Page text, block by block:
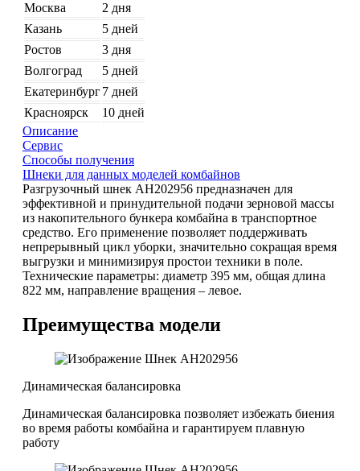
Москва
2 дня
Казань
5 дней
Ростов
3 дня
Волгоград
5 дней
Екатеринбург7 дней
Красноярск
10 дней
Описание
Сервис
Способы получения
Шнеки для данных моделей комбайнов
Разгрузочный шнек AH202956 предназначен для
эффективной и принудительной подачи зерновой массы
из накопительного бункера комбайна в транспортное
средство. Его применение позволяет поддерживать
непрерывный цикл уборки, значительно сокращая время
выгрузки и минимизируя простои техники в поле.
Технические параметры: диаметр 395 мм, общая длина
822 мм, направление вращения – левое.
Преимущества модели
Динамическая балансировка
Динамическая балансировка позволяет избежать биения
во время работы комбайна и гарантируем плавную
работу